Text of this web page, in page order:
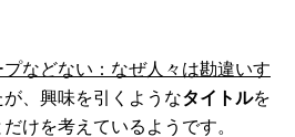
などない：なぜ人々は勘違いす
、興味を引くようなタイトルを
けを考えているようです。